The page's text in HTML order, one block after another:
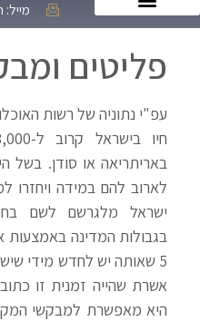
מייל: Matanhodorov.law@gmail.com
פליטים
ע
באריתריאה או סודן. בשל
לארוב להם במידה ויחזרו
ישראל מלגרשם לשם
5 שאותה יש לחדש מידי
אשרת שהייה זמנית זו כתוב
היא מאפשרת למבקשי